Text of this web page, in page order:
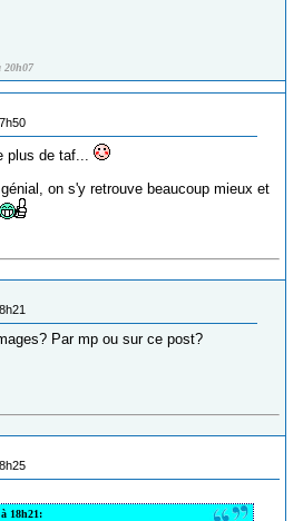
20h07
plus de taf...
on s'y retrouve beaucoup mieux et
Par mp ou sur ce post?
18h21: